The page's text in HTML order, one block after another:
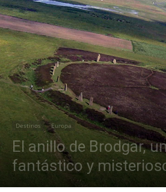
Destinos Europa
El anillo de Brodgar,
fantástico y